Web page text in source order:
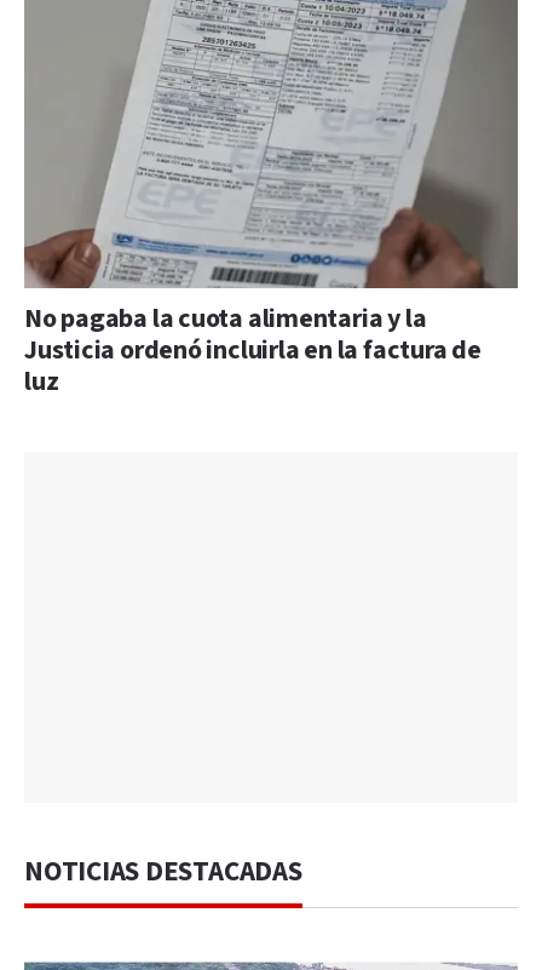
No pagaba la cuota alimentaria y la
Justicia ordenó incluirla en la factura de
luz
NOTICIAS DESTACADAS